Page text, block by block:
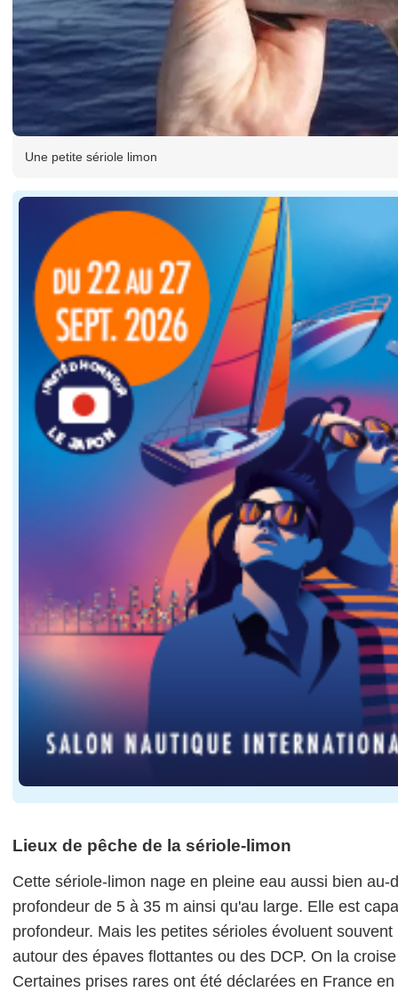
Une petite sériole limon
Lieux de pêche de la sériole-limon
Cette sériole-limon nage en pleine eau aussi bien
profondeur de 5 à 35 m ainsi qu'au large. Elle est
profondeur. Mais les petites sérioles évoluent
autour des épaves flottantes ou des DCP. On la
Certaines prises rares ont été déclarées en France